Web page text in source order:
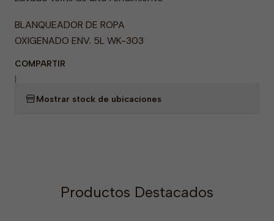
BLANQUEADOR DE ROPA
OXIGENADO ENV. 5L WK-303
COMPARTIR
|
Mostrar stock de ubicaciones
Productos Destacados